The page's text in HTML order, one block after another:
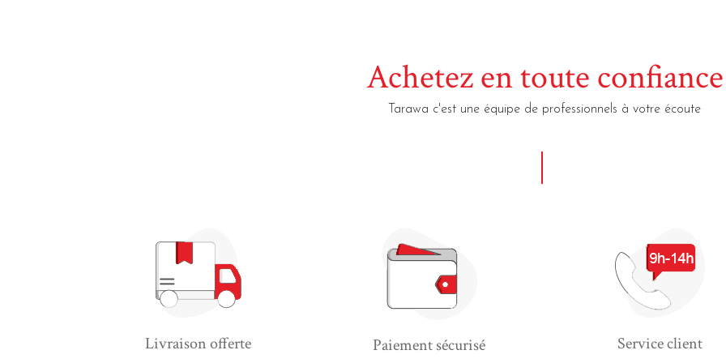
Achetez en toute confiance
Tarawa c'est une équipe de professionnels à votre écoute
Livraison offerte Paiement sécurisé Service client